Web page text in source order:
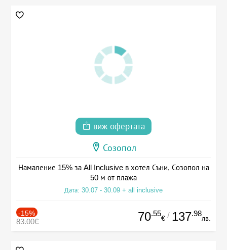
виж офертата
Созопол
Намаление 15% за All Inclusive в хотел Съни, Созопол на
50 м от плажа
Дата: 30.07 - 30.09 + all inclusive
-15%
83.00€ 70.55
€ / 137.98
лв.